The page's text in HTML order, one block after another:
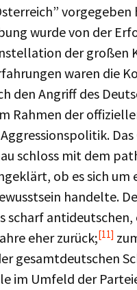
wurde von der
der großen
waren die
den Angriff des
Rahmen der
schloss mit dem
ob es sich
handelte.
scharf
eher zurück;[11]
gesamtdeutschen
im Umfeld der